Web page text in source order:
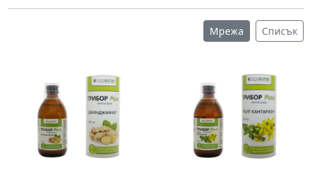
Мрежа Списък